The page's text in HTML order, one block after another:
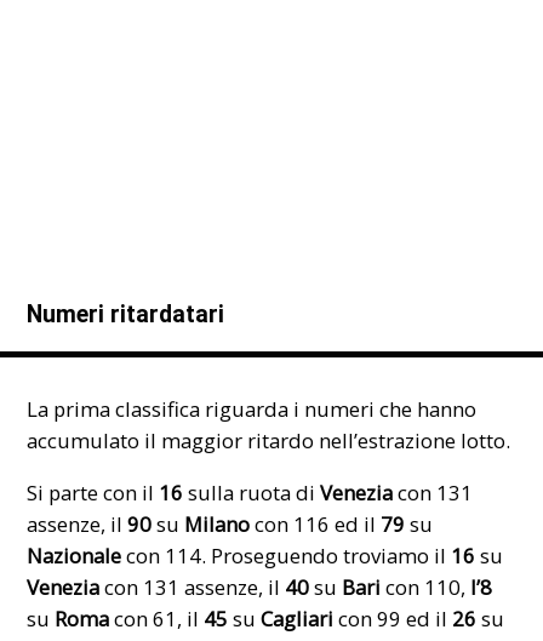
Numeri ritardatari
La prima classifica riguarda i numeri che hanno
accumulato il maggior ritardo nell’estrazione lotto.
Si parte con il 16sulla ruota diVeneziacon 131
assenze, il90su Milanocon 116 ed il 79 su
Nazionalecon 114. Proseguendo troviamo il 16su
Veneziacon 131 assenze, il 40su Baricon 110, l’8
su Romacon 61, il 45 suCagliari con 99 ed il 26su